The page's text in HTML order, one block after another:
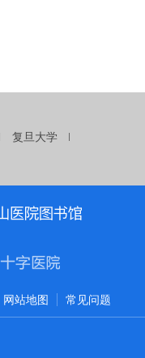
复旦大学
网站地图 常见问题